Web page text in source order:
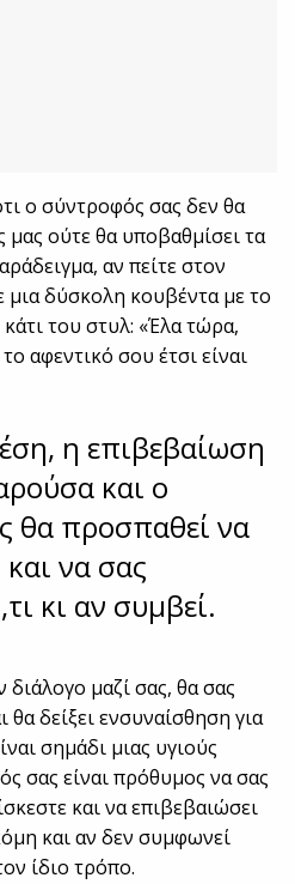
ο σύντροφός σας δεν θα
μας ούτε θα υποβαθμίσει τα
αν πείτε στον
μια δύσκολη κουβέντα με το
του στυλ: «Έλα τώρα,
αφεντικό σου έτσι είναι
η επιβεβαίωση
και ο
θα προσπαθεί να
να σας
κι αν συμβεί.
διάλογο μαζί σας, θα σας
δείξει ενσυναίσθηση για
σημάδι μιας υγιούς
σας είναι πρόθυμος να σας
και να επιβεβαιώσει
και αν δεν συμφωνεί
ίδιο τρόπο.